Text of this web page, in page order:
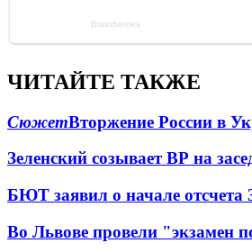
ЧИТАЙТЕ ТАКЖЕ
СюжетВторжение России в
Зеленский созывает ВР на
БЮТ заявил о начале отсчета
Во Львове провели "экзамен